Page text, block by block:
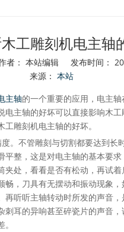
工雕刻机电主轴
： 本站编辑 发布时间：
来源： 本站
主轴的一个重要的应用，电主
电主轴的好坏可以直接影响木
雕刻机电主轴的好坏。
。不管雕刻与切割都要达到长
平整，这是对电主轴的基本要
夹处，看看是否有松动，再试着
畅，刀具有无摆动和振动现象
再听听主轴转动时所发的声音
刺耳的异响甚至碎瓷片的声音